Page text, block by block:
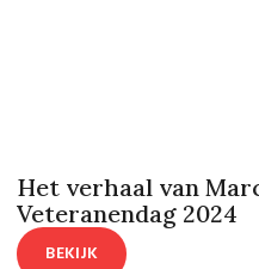
Het verhaal van
Veteranendag 2024
BEKIJK